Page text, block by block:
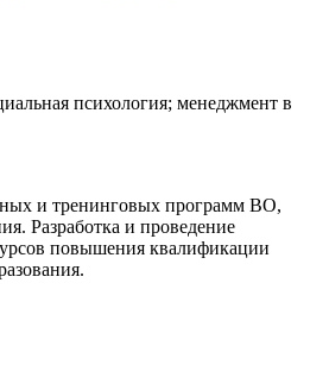
психология; менеджмент в
и тренинговых программ ВО,
Разработка и проведение
повышения квалификации